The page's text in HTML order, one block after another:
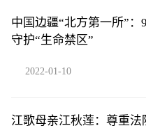
中国边疆“北方第一所”：
守护“生命禁区”
2022-01-10
江歌母亲江秋莲：尊重